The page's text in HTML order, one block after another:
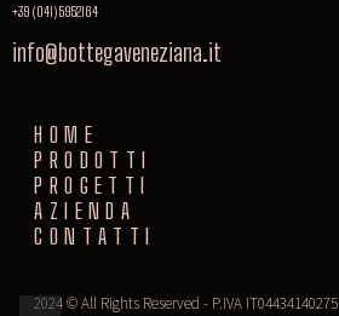
+39 (041) 5952164
info@bottegaveneziana.it
HOME
PRODOTTI
PROGETTI
AZIENDA
CONTATTI
2024 © All Rights Reserved - P.IVA IT04434140275